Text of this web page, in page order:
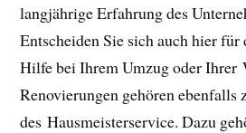
langjährige Erfahrung des
Entscheiden Sie sich auch hier
Hilfe bei Ihrem Umzug oder Ihrer
Renovierungen gehören ebenfalls
des Hausmeisterservice. Dazu